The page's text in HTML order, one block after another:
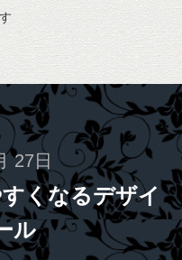
27日
くなるデザイ
ル